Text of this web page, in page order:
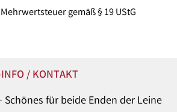
gemäß § 19 UStG
/ KONTAKT
Schönes für beide Enden der Leine